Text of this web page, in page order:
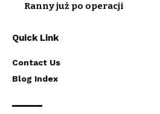
Ranny już po operacji
Quick Link
Contact Us
Blog Index